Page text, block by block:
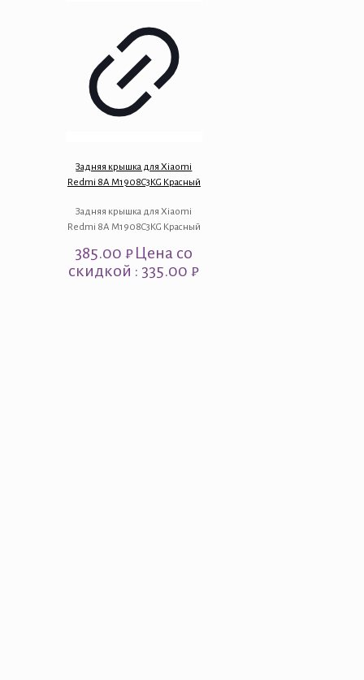
Задняя крышка для Xiaomi
Redmi 8A M1908C3KG Красный
Задняя крышка для Xiaomi
Redmi 8A M1908C3KG Красный
385.00₽Цена со
скидкой : 335.00 ₽